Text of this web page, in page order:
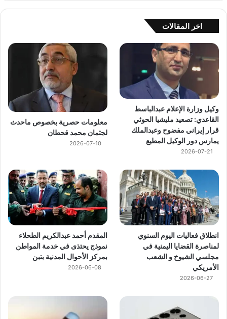
اخر المقالات
وكيل وزارة الإعلام عبدالباسط
القاعدي: تصعيد مليشيا الحوثي
قرار إيراني مفضوح وعبدالملك
يمارس دور الوكيل المطيع
2026-07-21
معلومات حصرية بخصوص ماحدث
لجثمان محمد قحطان
2026-07-10
انطلاق فعاليات اليوم السنوي
لمناصرة القضايا اليمنية في
مجلسي الشيوخ و الشعب
الأمريكي
2026-06-27
المقدم أحمد عبدالكريم الطحلاء
نموذج يحتذى في خدمة المواطن
بمركز الأحوال المدنية بتبن
2026-06-08